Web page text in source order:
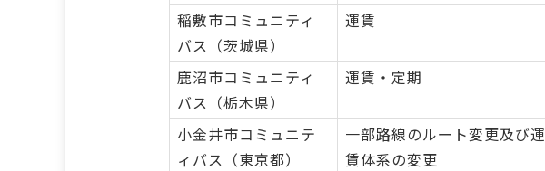
稲敷市コミュニティ
バス（茨城県）
運賃
鹿沼市コミュニティ
バス（栃木県）
運賃・定期
小金井市コミュニテ
ィバス（東京都）
一部路線のルート変更及び運
賃体系の変更